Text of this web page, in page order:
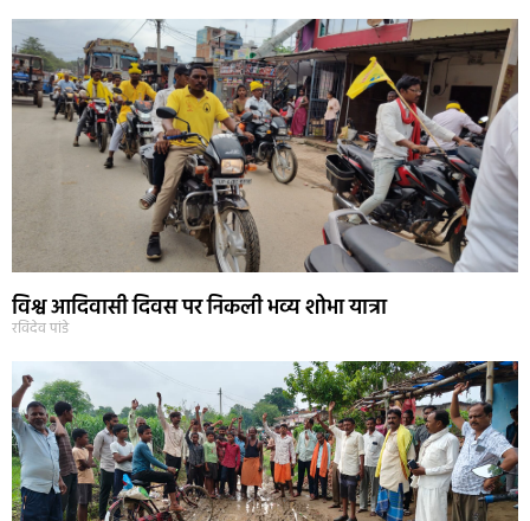
विश्व आदिवासी दिवस पर निकली भव्य शोभा यात्रा
रविदेव पांडे